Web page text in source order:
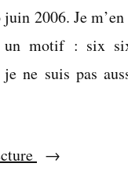
2006. Je
un motif : six
ne suis pas
« Une